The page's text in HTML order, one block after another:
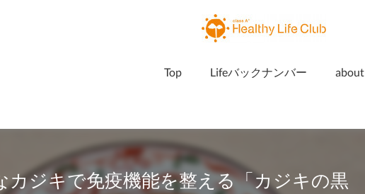
Top Lifeバックナンバー about
カジキで免疫機能を整える「カジキの黒